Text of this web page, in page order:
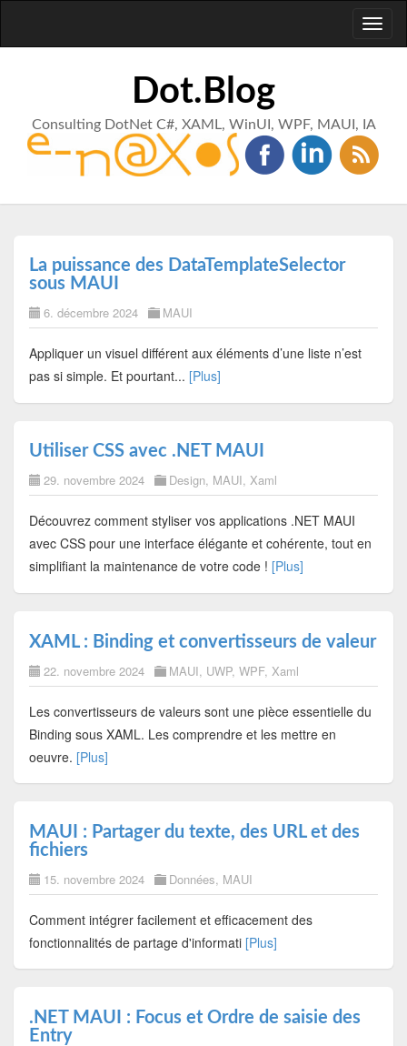
Dot.Blog
Consulting DotNet C#, XAML, WinUI, WPF, MAUI, IA
La puissance des DataTemplateSelector
sous MAUI
6. décembre 2024 MAUI
Appliquer un visuel différent aux éléments d’une liste n’est
pas si simple. Et pourtant... [Plus]
Utiliser CSS avec .NET MAUI
29. novembre 2024 Design, MAUI, Xaml
Découvrez comment styliser vos applications .NET MAUI
avec CSS pour une interface élégante et cohérente, tout en
simplifiant la maintenance de votre code ! [Plus]
XAML : Binding et convertisseurs de valeur
22. novembre 2024 MAUI, UWP, WPF, Xaml
Les convertisseurs de valeurs sont une pièce essentielle du
Binding sous XAML. Les comprendre et les mettre en
oeuvre. [Plus]
MAUI : Partager du texte, des URL et des
fichiers
15. novembre 2024 Données, MAUI
Comment intégrer facilement et efficacement des
fonctionnalités de partage d'informati [Plus]
.NET MAUI : Focus et Ordre de saisie des
Entry